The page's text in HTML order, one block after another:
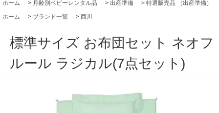
ホーム
> 月齢別ベビーレンタル品 > 出産準備 > 特選販売品 （出産準備）
ホーム
> ブランド一覧 > 西川
標準サイズ お布団セット ネオフ
ルール ラジカル(7点セット)